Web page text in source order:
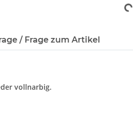
Loading...
/ Frage zum Artikel
vollnarbig.